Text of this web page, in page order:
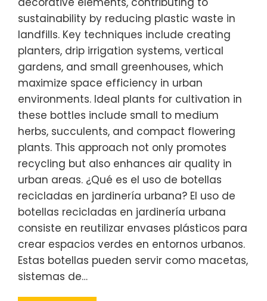
sustainability by reducing plastic waste in
landfills. Key techniques include creating
planters, drip irrigation systems, vertical
gardens, and small greenhouses, which
maximize space efficiency in urban
environments. Ideal plants for cultivation in
these bottles include small to medium
herbs, succulents, and compact flowering
plants. This approach not only promotes
recycling but also enhances air quality in
urban areas. ¿Qué es el uso de botellas
recicladas en jardinería urbana? El uso de
botellas recicladas en jardinería urbana
consiste en reutilizar envases plásticos para
crear espacios verdes en entornos urbanos.
Estas botellas pueden servir como macetas,
sistemas de…